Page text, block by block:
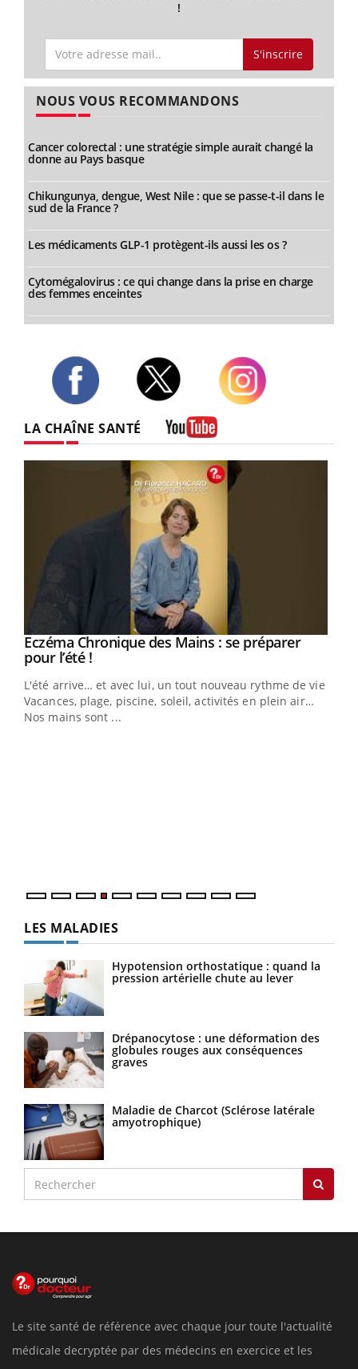
!
S'inscrire
NOUS VOUS RECOMMANDONS
Cancer colorectal : une stratégie simple aurait changé la
donne au Pays basque
Chikungunya, dengue, West Nile : que se passe-t-il dans le
sud de la France ?
Les médicaments GLP-1 protègent-ils aussi les os ?
Cytomégalovirus : ce qui change dans la prise en charge
des femmes enceintes
LA CHAÎNE SANTÉ
Youtube
Eczéma Chronique des Mains : se préparer
pour l’été !Youtube
L'été arrive… et avec lui, un tout nouveau rythme de vie !
Vacances, plage, piscine, soleil, activités en plein air…
Nos mains sont ...
LES MALADIES
Hypotension orthostatique : quand la
pression artérielle chute au lever
Drépanocytose : une déformation des
globules rouges aux conséquences
graves
Maladie de Charcot (Sclérose latérale
amyotrophique)
Le site santé de référence avec chaque jour toute l'actualité
médicale decryptée par des médecins en exercice et les